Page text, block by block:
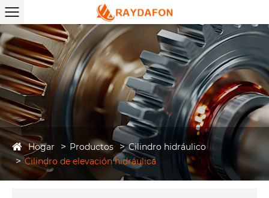
Hogar Productos
Cilindro hidráulico
Cilindro de elevación hidráulica